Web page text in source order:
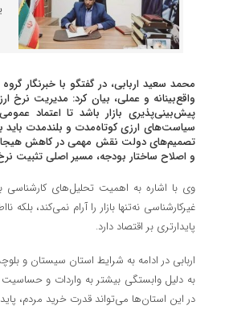
محمد سعید اربابی، در گفتگو با خبرنگار
واقع‌بینانه و عملی، بیان کرد: مدیریت نرخ
پیش‌بینی‌پذیری بازار باشد تا اعتماد
سیاست‌های ارزی کوتاه‌مدت و بلندمدت باید
تصمیم‌های دولت نقش مهمی در کاهش هیجانات
و اصلاح ساختار بودجه، مسیر اصلی تثبیت
وی با اشاره به اهمیت تحلیل‌های
غیرکارشناسی نه‌تنها بازار را آرام نمی‌کند،
پایدارتری بر اقتصاد دارد.
اربابی در ادامه به شرایط استان سیستان و
به دلیل وابستگی بیشتر به واردات و حساسیت
در این استان‌ها می‌تواند قدرت خرید مردم،